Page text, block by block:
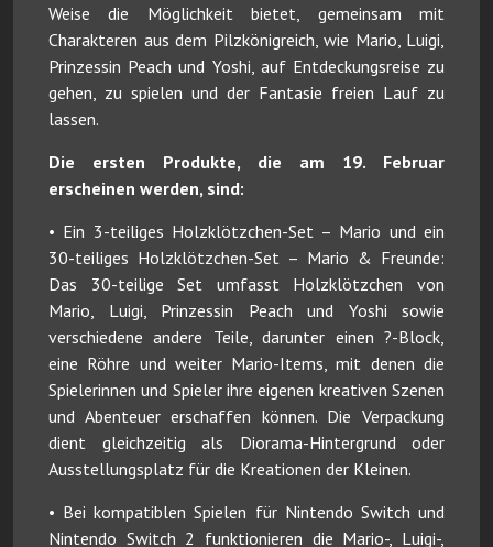
Weise die Möglichkeit bietet, gemeinsam mit
Charakteren aus dem Pilzkönigreich, wie Mario, Luigi,
Prinzessin Peach und Yoshi, auf Entdeckungsreise zu
gehen, zu spielen und der Fantasie freien Lauf zu
lassen.
Die ersten Produkte, die am 19. Februar
erscheinen werden, sind:
• Ein 3-teiliges Holzklötzchen-Set – Mario und ein
30-teiliges Holzklötzchen-Set – Mario & Freunde:
Das 30-teilige Set umfasst Holzklötzchen von
Mario, Luigi, Prinzessin Peach und Yoshi sowie
verschiedene andere Teile, darunter einen ?-Block,
eine Röhre und weiter Mario-Items, mit denen die
Spielerinnen und Spieler ihre eigenen kreativen Szenen
und Abenteuer erschaffen können. Die Verpackung
dient gleichzeitig als Diorama-Hintergrund oder
Ausstellungsplatz für die Kreationen der Kleinen.
• Bei kompatiblen Spielen für Nintendo Switch und
Nintendo Switch 2 funktionieren die Mario-, Luigi-,